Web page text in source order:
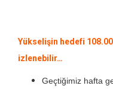
Yükselişin hedefi
izlenebilir…
Geçtiğimiz hafta